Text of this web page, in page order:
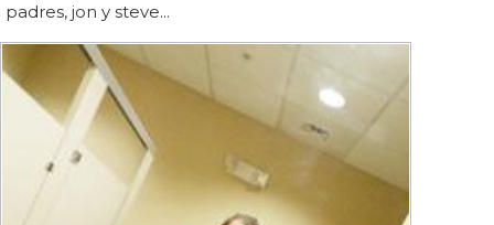
padres, jon y steve...